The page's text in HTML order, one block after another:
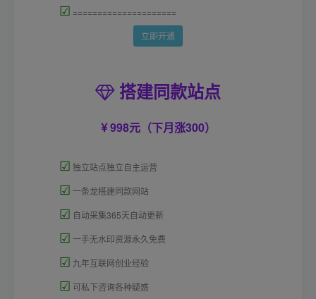
☑ =====================
立即开通
搭建同款站点
998元（下月涨300）
☑ 独立站点独立自主运营
☑ 一条龙搭建同款网站
☑ 自动采集365天自动更新
☑ 一手无水印资源永久免费
☑ 九年互联网创业经验
☑ 可私下咨询各种疑惑